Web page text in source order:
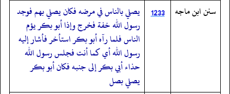
سنن ابن ماجه 1233
يصلي بالناس في مرضه فكان يصلي بهم فوجد
رسول الله خفة فخرج وإذا أبو بكر يؤم
الناس فلما رآه أبو بكر استأخر فأشار إليه
رسول الله أي كما أنت فجلس رسول الله
حذاء أبي بكر إلى جنبه فكان أبو بكر
يصلي بصل